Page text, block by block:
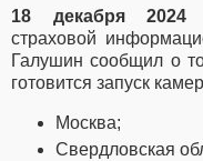
18 декабря 2024
страховой
Галушин сообщил о
готовится запуск
Москва;
Свердловская